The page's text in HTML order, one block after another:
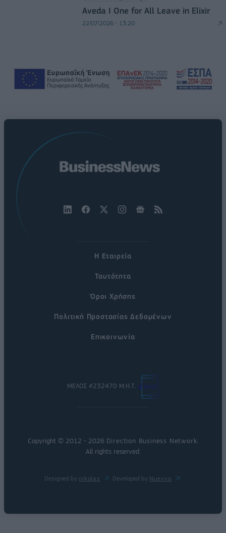
Aveda I One for All Leave in Elixir
22/07/2026 - 13:20
Η Εταιρεία
Ταυτότητα
Όροι Χρήσης
Πολιτική Προστασίας Δεδομένων
Επικοινωνία
ΜΕΛΟΣ #232470 Μ.Η.Τ.
Copyright © 2012 - 2026 Direction Business Network
All rights reserved.
Designed by nikolas Developed by Nuevvo